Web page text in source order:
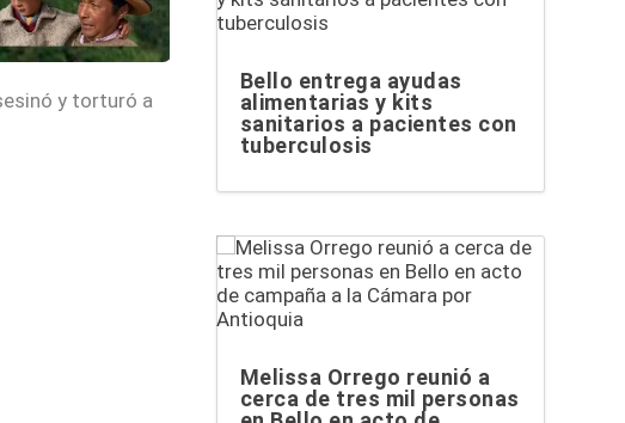
y torturó a
Bello entrega ayudas
alimentarias y kits
sanitarios a pacientes con
tuberculosis
Melissa Orrego reunió a
cerca de tres mil personas